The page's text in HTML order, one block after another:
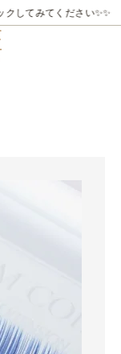
ペーン♪ 夏季限定でビ